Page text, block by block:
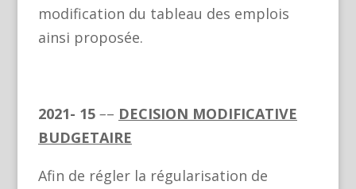
modification du tableau des emplois
ainsi proposée.
2021- 15–– DECISION MODIFICATIVE
BUDGETAIRE
Afin de régler la régularisation de